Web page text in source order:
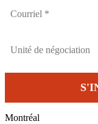
Montréal